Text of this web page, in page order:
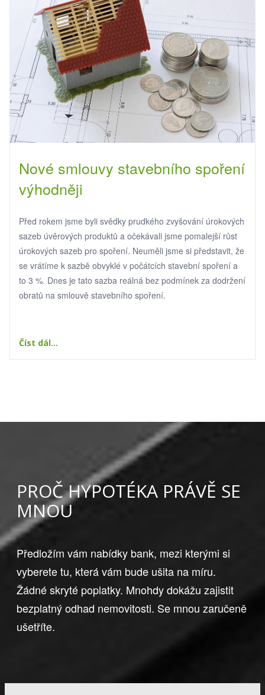
Nové smlouvy stavebního spoření
výhodněji
Před rokem jsme byli svědky prudkého zvyšování úrokových
sazeb úvěrových produktů a očekávali jsme pomalejší růst
úrokových sazeb pro spoření. Neuměli jsme si představit, že
se vrátíme k sazbě obvyklé v počátcích stavební spoření a
to 3 %. Dnes je tato sazba reálná bez podmínek za dodržení
obratů na smlouvě stavebního spoření.
Číst dál...
PROČ HYPOTÉKA PRÁVĚ SE
MNOU
Předložím vám nabídky bank, mezi kterými si
vyberete tu, která vám bude ušita na míru.
Žádné skryté poplatky. Mnohdy dokážu zajistit
bezplatný odhad nemovitosti. Se mnou zaručeně
ušetříte.